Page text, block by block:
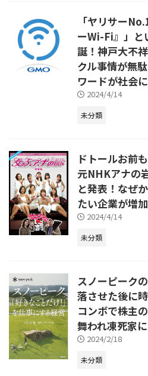
「ヤリサー
ーWi-Fi』」と
誕！神戸大不
クル事情が無
ワードが社会
2024/4/14
未分類
ドトールお前
元NHKアナの
と発表！なぜ
たい企業が増
2024/4/14
未分類
スノーピーク
落させた後に
コンボで株主
舞われ凍死家に
2024/2/18
未分類